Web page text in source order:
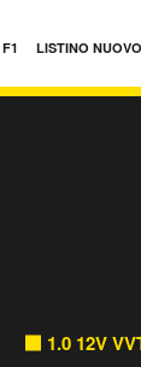
F1 LISTINO NUOVO
1.0 12V